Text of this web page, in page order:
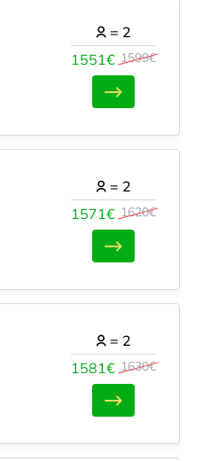
1551€ 1599€
= 2
1571€ 1620€
= 2
1581€ 1630€
= 2